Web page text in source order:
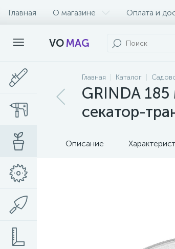
Главная О магазине Оплата и
VOMAG
Главная Каталог
GRINDA
секатор-
Описание